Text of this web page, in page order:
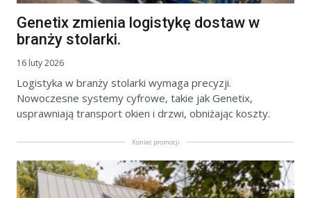
Genetix zmienia logistykę dostaw w
branży stolarki.
16 luty 2026
Logistyka w branży stolarki wymaga precyzji.
Nowoczesne systemy cyfrowe, takie jak Genetix,
usprawniają transport okien i drzwi, obniżając koszty.
Koniec promocji